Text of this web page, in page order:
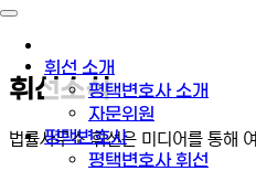
휘선 소개
평택변호사 소개
자문위원
평택변호사
평택변호사 휘선
휘선소식
법률사무소 휘선은 미디어를 통해